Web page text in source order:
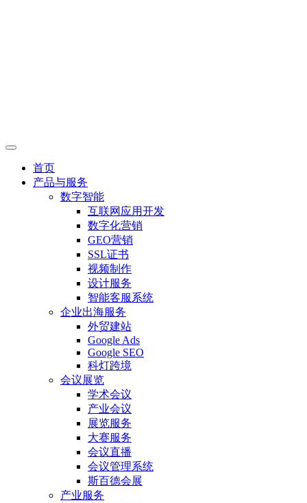
首页
产品与服务
数字智能
互联网应用开发
数字化营销
GEO营销
SSL证书
视频制作
设计服务
智能客服系统
企业出海服务
外贸建站
Google Ads
Google SEO
科灯跨境
会议展览
学术会议
产业会议
展览服务
大赛服务
会议直播
会议管理系统
斯百德会展
产业服务